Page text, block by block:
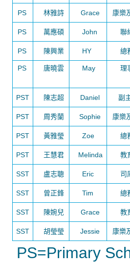
PS 林雅詩 Grace 康樂
PS 萬應碩 John 聯
PS 陳興業 HY 總
PS 唐曉雲 May 理
PST 陳志超 Daniel 副
PST 周秀蘭 Sophie 康樂
PST 黃雅瑩 Zoe 總
PST 王慧君 Melinda 教
SST 盧志聰 Eric 司
SST 曾正鋒 Tim 總
SST 陳婉兒 Grace 教
SST 胡瑩瑩 Jessie 康樂
PS=Primary